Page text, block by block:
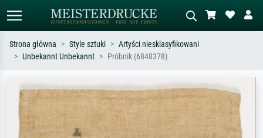
Szukaj wg artysty, tytułu lub stylu – np.
Monet, Gwiaździsta noc,
impresjonizm, fala Hokusaia, akt.
Opisz scenę – np. zielona łąka,
abstrakcja z czerwienią, ciemny olej,
stojący akt obok drzewa.
Strona główna Style sztuki
Artyści niesklasyfikowani
Unbekannt Unbekannt
Próbnik (6848378)